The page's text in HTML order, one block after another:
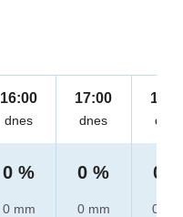
16:00
dnes
0 %
0 mm
17:00
dnes
0 %
0 mm
18:00
dnes
0 %
0 mm